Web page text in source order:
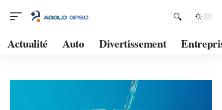
Actualité Auto Divertissement